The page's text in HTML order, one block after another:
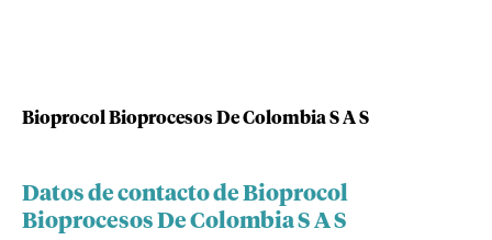
Bioprocol Bioprocesos De Colombia S A S
Datos de contacto de Bioprocol
Bioprocesos De Colombia S A S